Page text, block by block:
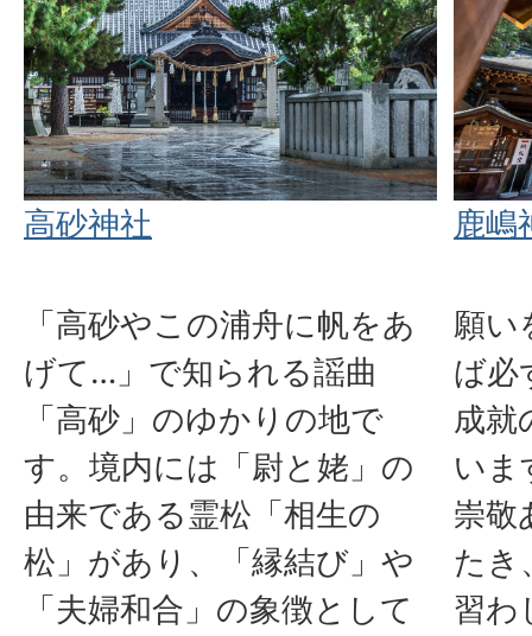
高砂神社
「高砂やこの浦舟に帆をあ
げて…」で知られる謡曲
「高砂」のゆかりの地で
す。境内には「尉と姥」の
由来である霊松「相生の
松」があり、「縁結び」や
「夫婦和合」の象徴として
鹿嶋
願い
ば必
成就
いま
崇敬
たき
習わ